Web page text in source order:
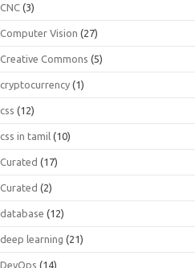
CNC (3)
Computer Vision (27)
Creative Commons (5)
cryptocurrency (1)
css (12)
css in tamil (10)
Curated (17)
Curated (2)
database (12)
deep learning (21)
DevOps (14)